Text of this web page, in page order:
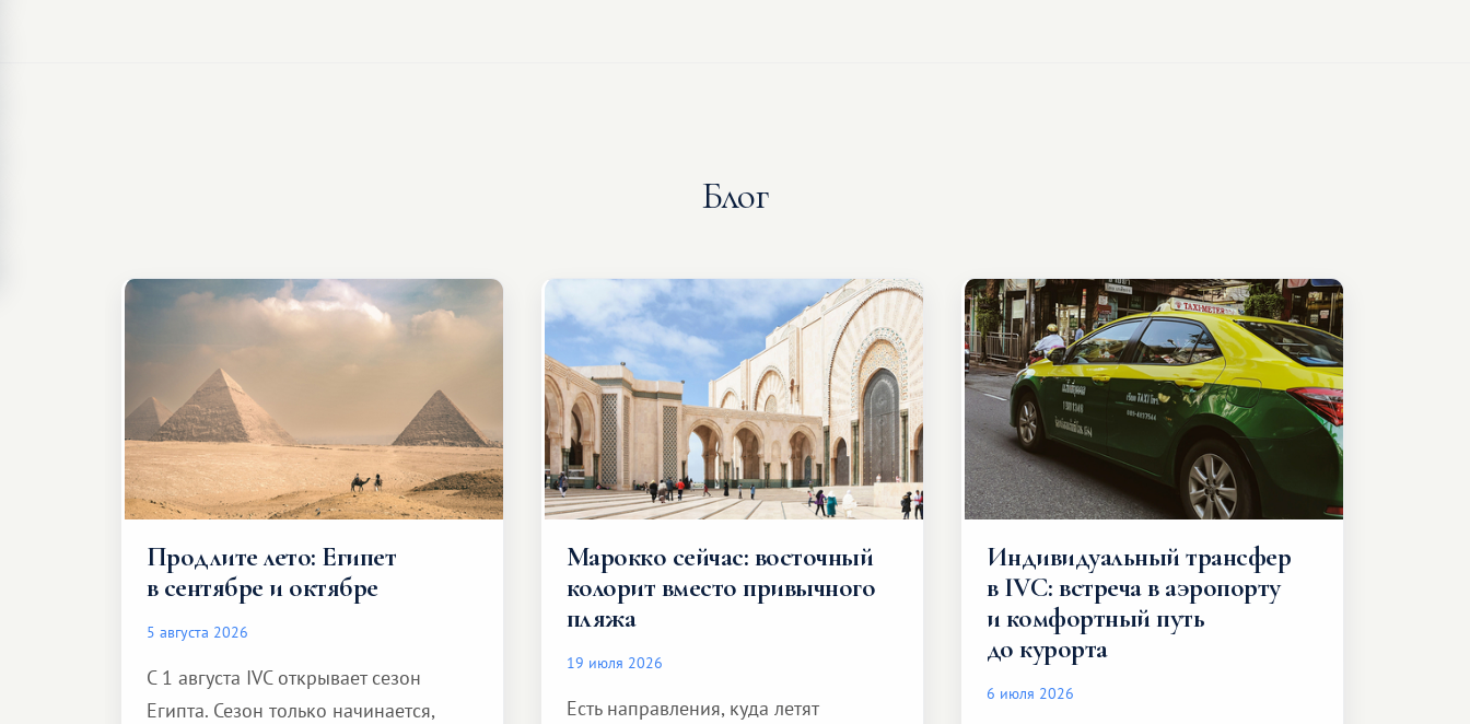
Блог
Продлите лето: Египет
в сентябре и октябре
5 августа 2026
С 1 августа IVC открывает сезон
Египта. Сезон только начинается,
Марокко сейчас: восточный
колорит вместо привычного
пляжа
19 июля 2026
Есть направления, куда летят
Индивидуальный трансфер
в IVC: встреча в аэропорту
и комфортный путь
до курорта
6 июля 2026